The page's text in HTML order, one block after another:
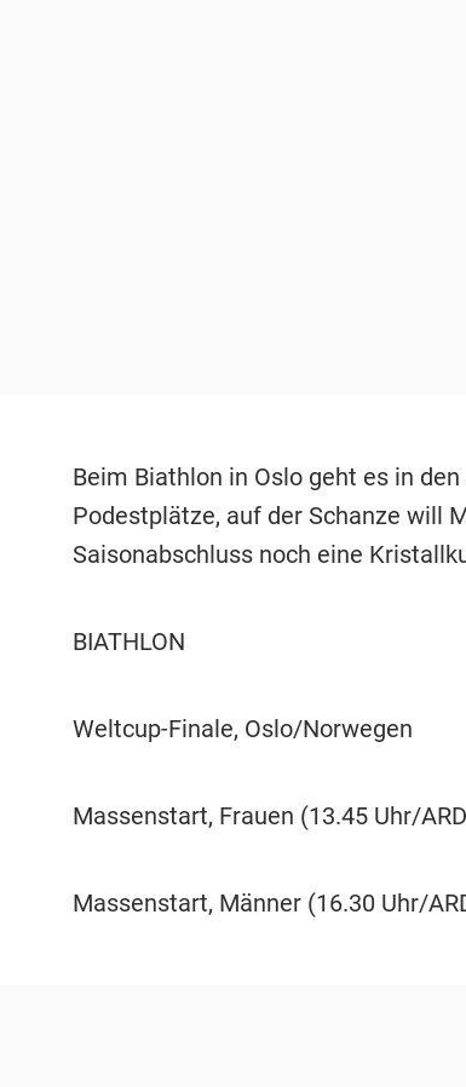
Beim Biathlon in Oslo geht es in
Podestplätze, auf der Schanze will
Saisonabschluss noch eine
BIATHLON
Weltcup-Finale, Oslo/Norwegen
Massenstart, Frauen (13.45 Uhr/
Massenstart, Männer (16.30 Uhr/